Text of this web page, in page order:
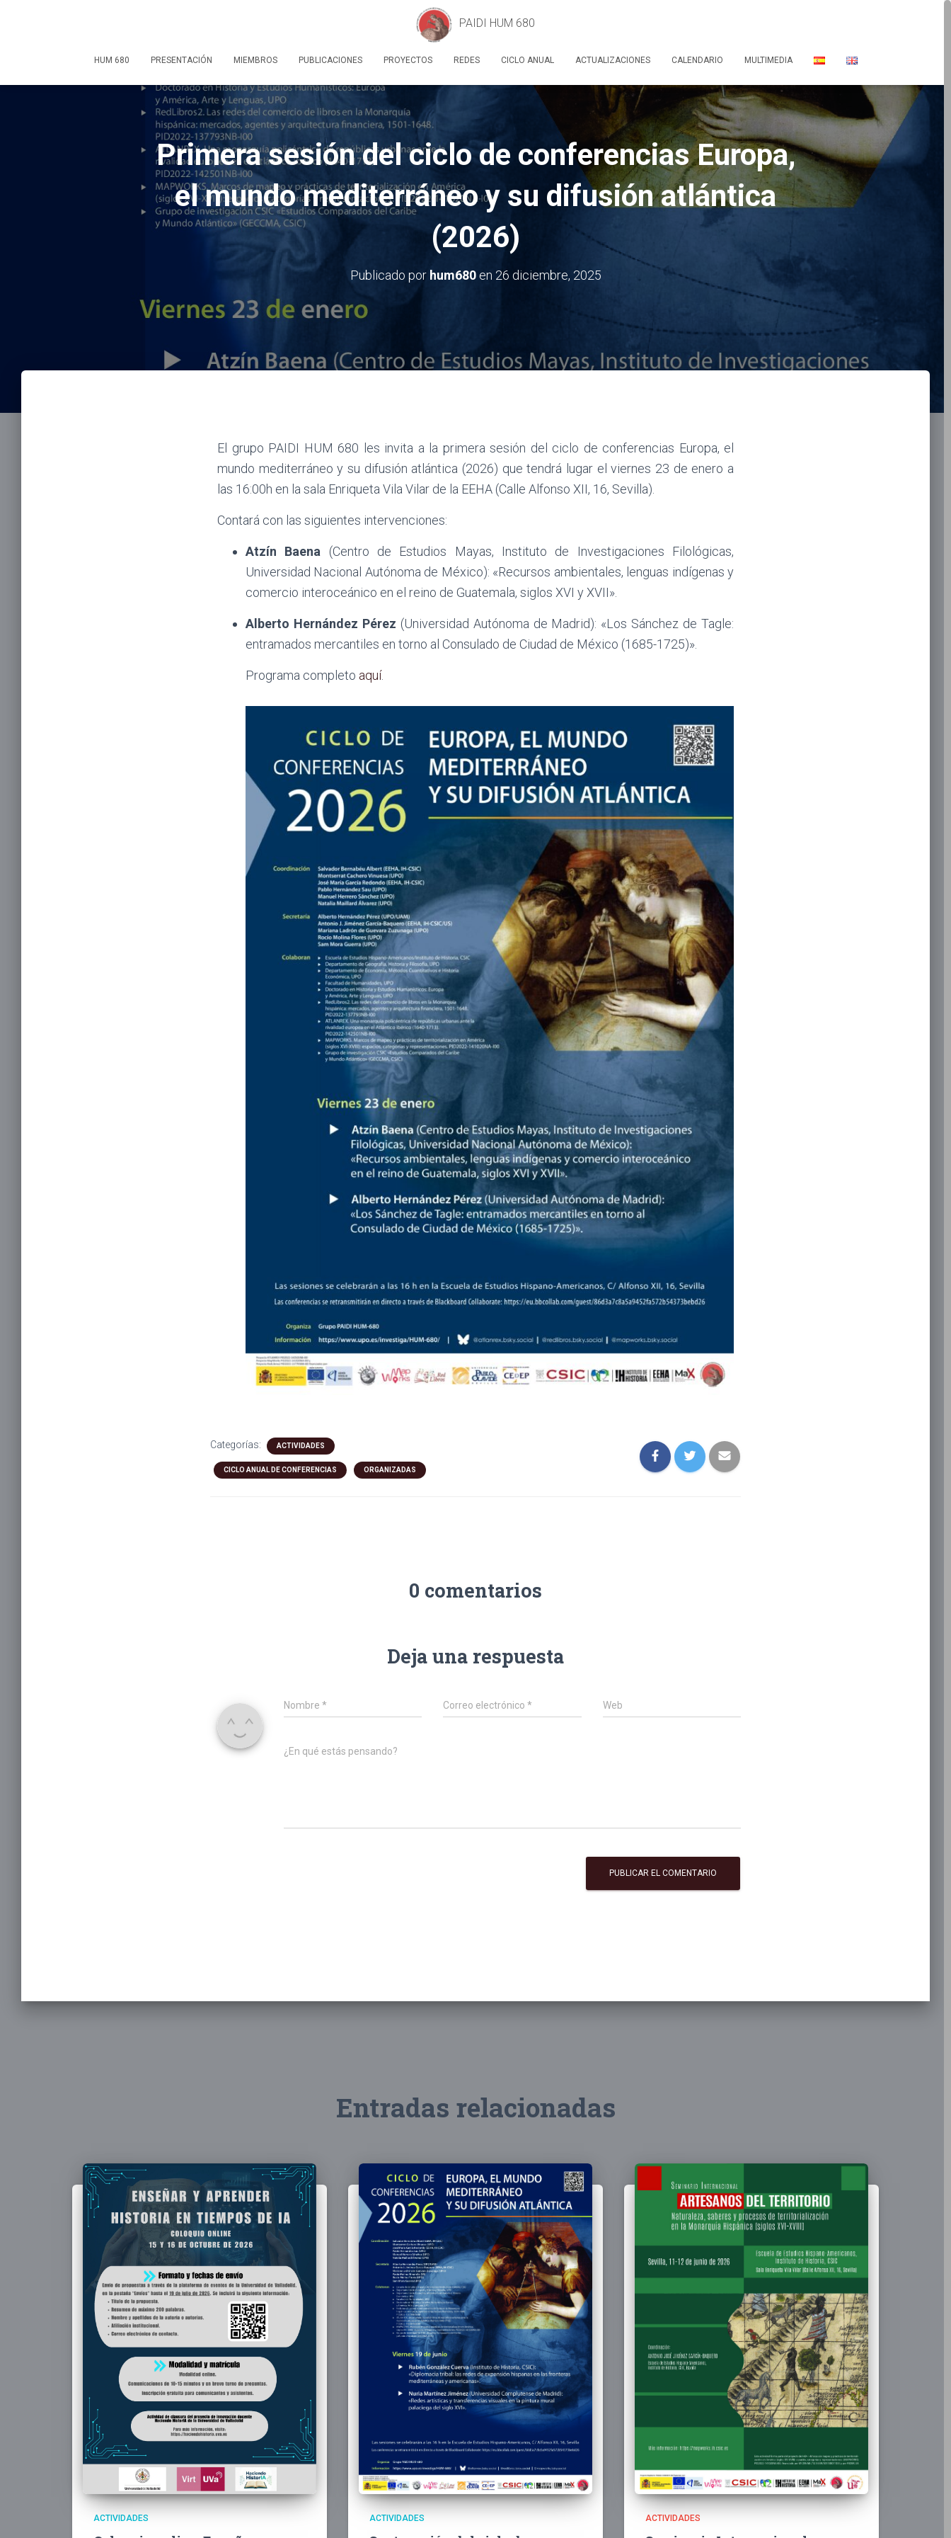
PAIDI HUM 680
HUM 680 PRESENTACIÓN MIEMBROS PUBLICACIONES PROYECTOS REDES CICLO ANUAL ACTUALIZACIONES CALENDARIO MULTIMEDIA
Primera sesión del ciclo de conferencias Europa,
el mundo mediterráneo y su difusión atlántica
(2026)
Publicado por hum680en 26 diciembre, 2025
El grupo PAIDI HUM 680 les invita a la primera sesión del ciclo de conferencias Europa, el
mundo mediterráneo y su difusión atlántica (2026) que tendrá lugar el viernes 23 de enero a
las 16:00h en la sala Enriqueta Vila Vilar de la EEHA (Calle Alfonso XII, 16, Sevilla).
Contará con las siguientes intervenciones:
Atzín Baena (Centro de Estudios Mayas, Instituto de Investigaciones Filológicas,
Universidad Nacional Autónoma de México): «Recursos ambientales, lenguas indígenas y
comercio interoceánico en el reino de Guatemala, siglos XVI y XVII».
Alberto Hernández Pérez (Universidad Autónoma de Madrid): «Los Sánchez de Tagle:
entramados mercantiles en torno al Consulado de Ciudad de México (1685-1725)».
Programa completo aquí.
Categorías: ACTIVIDADES
CICLO ANUAL DE CONFERENCIAS ORGANIZADAS
0 comentarios
Deja una respuesta
Nombre * Correo electrónico* Web
¿En qué estás pensando?
Entradas relacionadas
ACTIVIDADES ACTIVIDADES ACTIVIDADES